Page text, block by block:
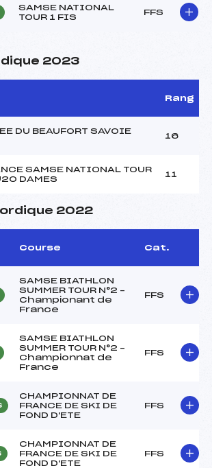
SAMSE NATIONAL
TOUR 1 FIS
FFS
2023
Rang
DU BEAUFORT SAVOIE
16
SAMSE NATIONAL TOUR
DAMES
11
2022
Course Cat.
SAMSE BIATHLON
SUMMER TOUR N°2 –
Championant de
France
FFS
SAMSE BIATHLON
SUMMER TOUR N°2 –
Championnat de
France
FFS
CHAMPIONNAT DE
FRANCE DE SKI DE
FOND D'ETE
FFS
CHAMPIONNAT DE
FRANCE DE SKI DE
FOND D'ETE
FFS